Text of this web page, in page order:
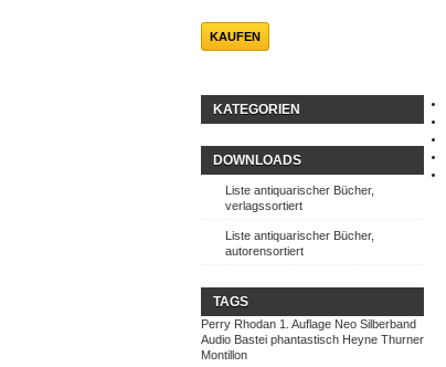
KAUFEN
KATEGORIEN
DOWNLOADS
Liste antiquarischer Bücher,
verlagssortiert
Liste antiquarischer Bücher,
autorensortiert
TAGS
Perry Rhodan 1. Auflage Neo Silberband
Audio Bastei phantastisch Heyne Thurner
Montillon